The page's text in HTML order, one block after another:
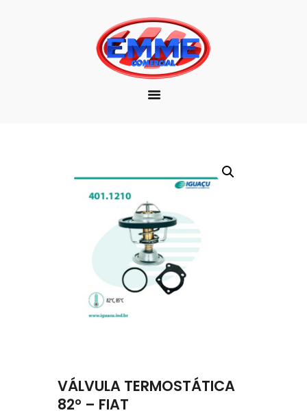
EMPRESA
MARCAS
PRODUTOS
VÁLVULA TERMOSTÁTICA
82° – FIAT